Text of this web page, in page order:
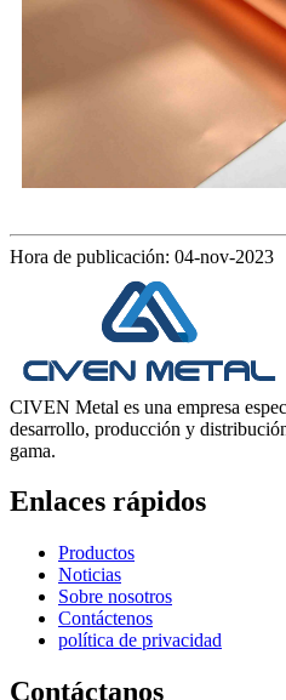
Hora de publicación: 04-nov-2023
CIVEN Metal es una empresa
desarrollo, producción y
gama.
Enlaces rápidos
Productos
Noticias
Sobre nosotros
Contáctenos
política de privacidad
Contáctanos